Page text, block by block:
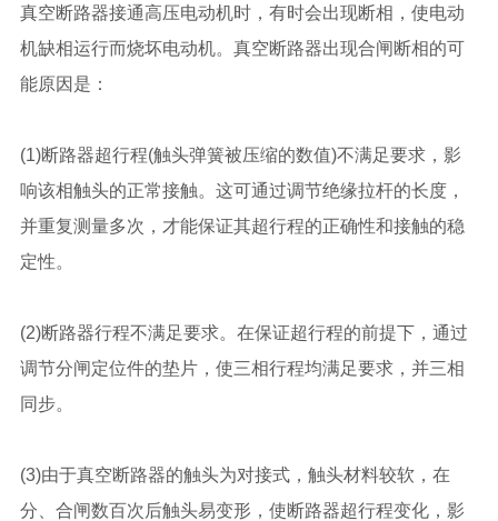
真空断路器接通高压电动机时，有时会出现断相，使电动
机缺相运行而烧坏电动机。真空断路器出现合闸断相的可
能原因是：
(1)断路器超行程(触头弹簧被压缩的数值)不满足要求，影
响该相触头的正常接触。这可通过调节绝缘拉杆的长度，
并重复测量多次，才能保证其超行程的正确性和接触的稳
定性。
(2)断路器行程不满足要求。在保证超行程的前提下，通过
调节分闸定位件的垫片，使三相行程均满足要求，并三相
同步。
(3)由于真空断路器的触头为对接式，触头材料较软，在
分、合闸数百次后触头易变形，使断路器超行程变化，影